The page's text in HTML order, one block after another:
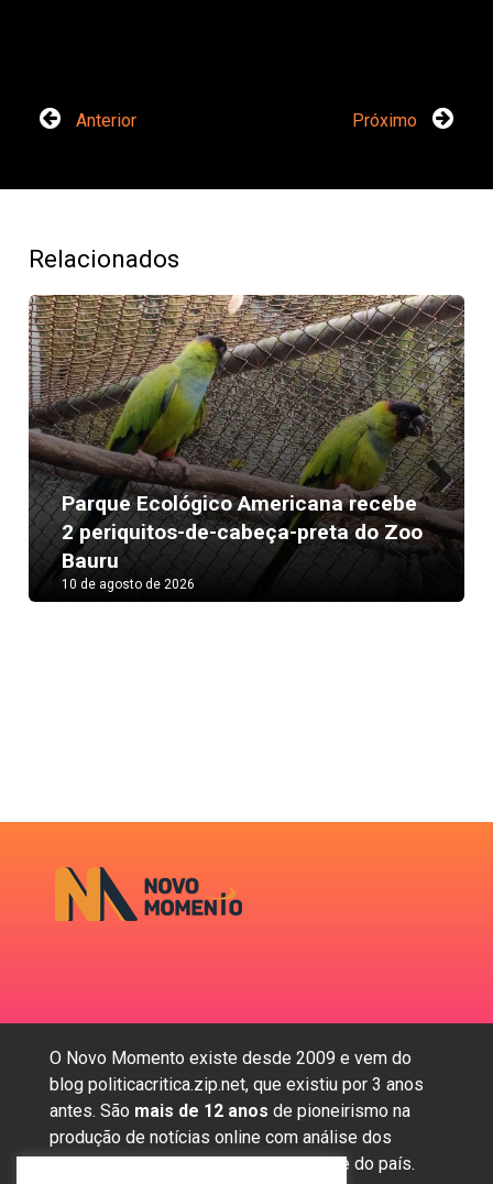
Anterior Próximo
Relacionados
Parque Ecológico Americana recebe
2 periquitos-de-cabeça-preta do Zoo
Bauru
10 de agosto de 2026
Next
O Novo Momento existe desde 2009 e vem do
blog politicacritica.zip.net, que existiu por 3 anos
antes. São mais de 12 anos de pioneirismo na
produção de notícias online com análise dos
assuntos mais importantes da região e do país.